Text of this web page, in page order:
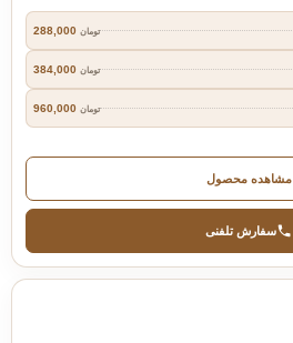
288,000 تومان
384,000 تومان
960,000 تومان
مشاهده محصول
سفارش تلفنی